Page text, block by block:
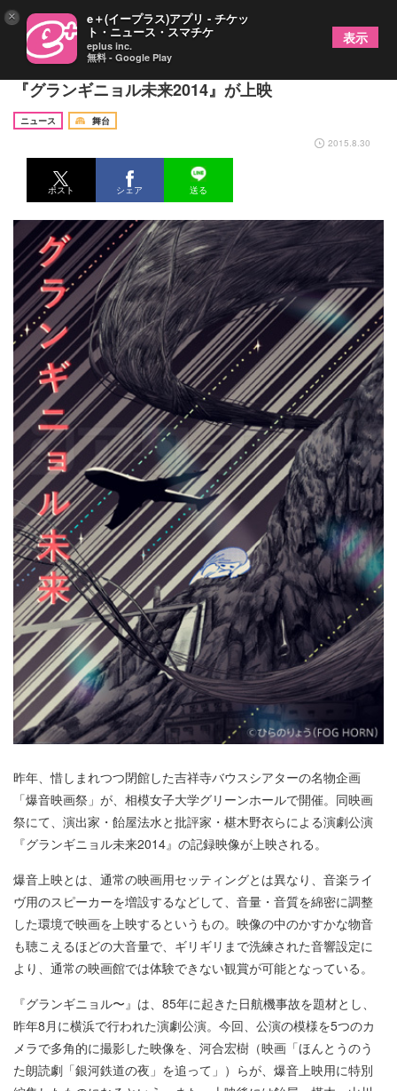
「爆音映画祭 in 相模大野」で飴屋法水＆椹木野衣
『グランギニョル未来2014』が上映
ニュース
舞台
2015.8.30
ポスト シェア 送る
昨年、惜しまれつつ閉館した吉祥寺バウスシアターの名物企画
「爆音映画祭」が、相模女子大学グリーンホールで開催。同映画
祭にて、演出家・飴屋法水と批評家・椹木野衣らによる演劇公演
『グランギニョル未来2014』の記録映像が上映される。
爆音上映とは、通常の映画用セッティングとは異なり、音楽ライ
ヴ用のスピーカーを増設するなどして、音量・音質を綿密に調整
した環境で映画を上映するというもの。映像の中のかすかな物音
も聴こえるほどの大音量で、ギリギリまで洗練された音響設定に
より、通常の映画館では体験できない観賞が可能となっている。
『グランギニョル〜』は、85年に起きた日航機事故を題材とし、
昨年8月に横浜で行われた演劇公演。今回、公演の模様を5つのカ
メラで多角的に撮影した映像を、河合宏樹（映画「ほんとうのう
た朗読劇「銀河鉄道の夜」を追って」）らが、爆音上映用に特別
× e＋(イープラス)アプリ - チケッ
ト・ニュース・スマチケ
eplus inc.
無料 - Google Play
表示